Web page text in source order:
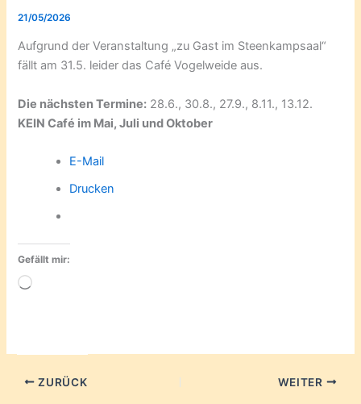
21/05/2026
Aufgrund der Veranstaltung „zu Gast im Steenkampsaal“
fällt am 31.5. leider das Café Vogelweide aus.
Die nächsten Termine: 28.6., 30.8., 27.9., 8.11., 13.12.
KEIN Café im Mai, Juli und Oktober
E-Mail
Drucken
Gefällt mir:
Wird
ZURÜCK WEITER